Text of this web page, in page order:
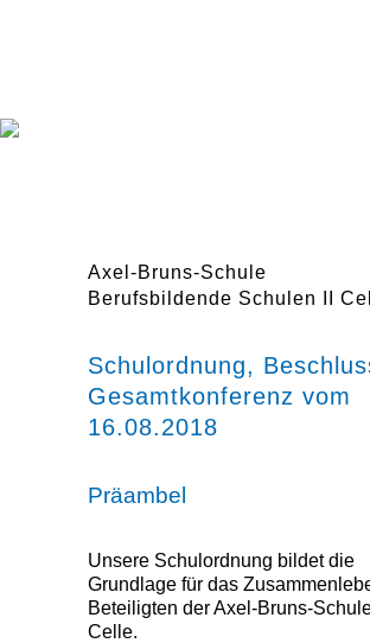
Axel-Bruns-Schule
Berufsbildende Schulen II
Schulordnung,
Gesamtkonferenz vom
16.08.2018
Präambel
Unsere Schulordnung bildet die
Grundlage für das
Beteiligten der Axel-Bruns-Schule
Celle.